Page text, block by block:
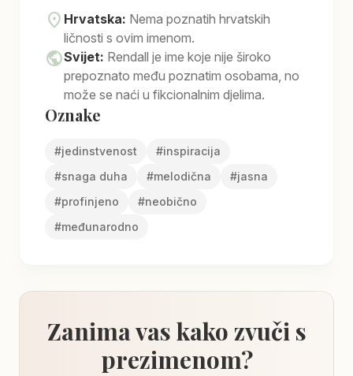
location_on Hrvatska: Nema poznatih hrvatskih
ličnosti s ovim imenom.
publicSvijet: Rendall je ime koje nije široko
prepoznato među poznatim osobama, no
može se naći u fikcionalnim djelima.
Oznake
#jedinstvenost #inspiracija
#snaga duha #melodična #jasna
#profinjeno #neobično
#međunarodno
Zanima vas kako zvuči s
prezimenom?